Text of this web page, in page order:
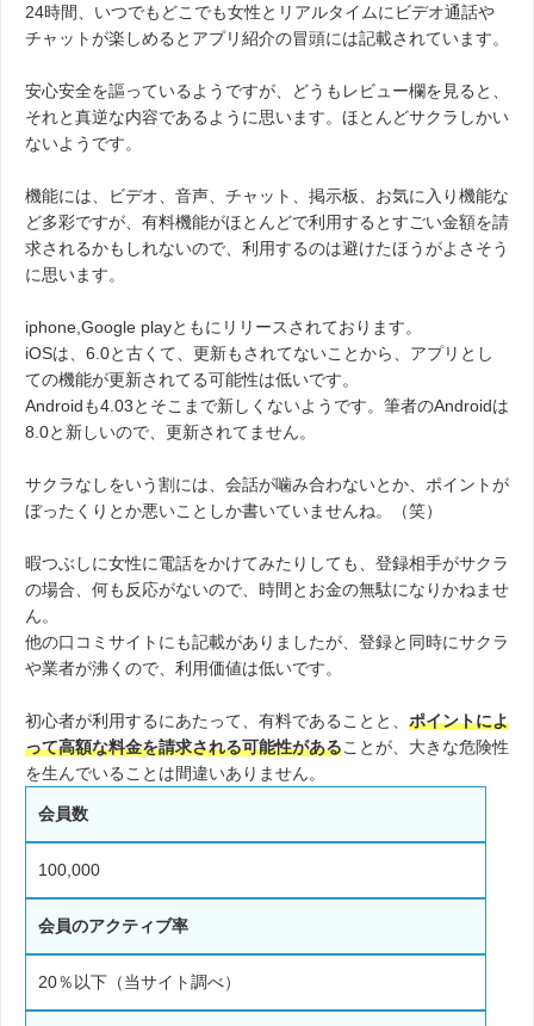
24時間、いつでもどこでも女性とリアルタイムにビデオ通話や
チャットが楽しめるとアプリ紹介の冒頭には記載されています。
安心安全を謳っているようですが、どうもレビュー欄を見ると、
それと真逆な内容であるように思います。ほとんどサクラしかい
ないようです。
機能には、ビデオ、音声、チャット、掲示板、お気に入り機能な
ど多彩ですが、有料機能がほとんどで利用するとすごい金額を請
求されるかもしれないので、利用するのは避けたほうがよさそう
に思います。
iphone,Google playともにリリースされております。
iOSは、6.0と古くて、更新もされてないことから、アプリとし
ての機能が更新されてる可能性は低いです。
Androidも4.03とそこまで新しくないようです。筆者のAndroidは
8.0と新しいので、更新されてません。
サクラなしをいう割には、会話が噛み合わないとか、ポイントが
ぼったくりとか悪いことしか書いていませんね。（笑）
暇つぶしに女性に電話をかけてみたりしても、登録相手がサクラ
の場合、何も反応がないので、時間とお金の無駄になりかねませ
ん。
他の口コミサイトにも記載がありましたが、登録と同時にサクラ
や業者が沸くので、利用価値は低いです。
初心者が利用するにあたって、有料であることと、 ポイントによ
って高額な料金を請求される可能性があることが、大きな危険性
を生んでいることは間違いありません。
会員数
100,000
会員のアクティブ率
20％以下（当サイト調べ）